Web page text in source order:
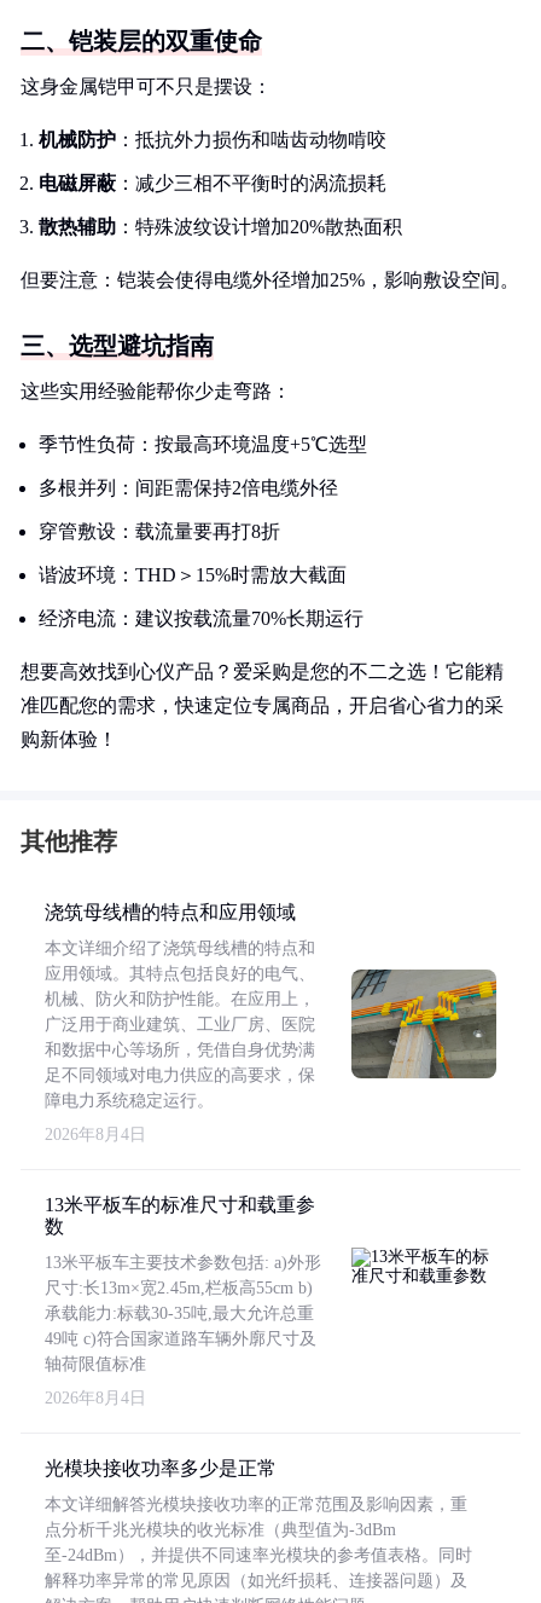
二、铠装层的双重使命
这身金属铠甲可不只是摆设：
机械防护 ：抵抗外力损伤和啮齿动物啃咬
电磁屏蔽 ：减少三相不平衡时的涡流损耗
散热辅助 ：特殊波纹设计增加20%散热面积
但要注意：铠装会使得电缆外径增加25%，影响敷设空间。
三、选型避坑指南
这些实用经验能帮你少走弯路：
季节性负荷：按最高环境温度+5℃选型
多根并列：间距需保持2倍电缆外径
穿管敷设：载流量要再打8折
谐波环境：THD＞15%时需放大截面
经济电流：建议按载流量70%长期运行
想要高效找到心仪产品？爱采购是您的不二之选！它能精
准匹配您的需求，快速定位专属商品，开启省心省力的采
购新体验！
其他推荐
浇筑母线槽的特点和应用领域
本文详细介绍了浇筑母线槽的特点和
应用领域。其特点包括良好的电气、
机械、防火和防护性能。在应用上，
广泛用于商业建筑、工业厂房、医院
和数据中心等场所，凭借自身优势满
足不同领域对电力供应的高要求，保
障电力系统稳定运行。
2026年8月4日
13米平板车的标准尺寸和载重参
数
13米平板车主要技术参数包括: a)外形
尺寸:长13m×宽2.45m,栏板高55cm b)
承载能力:标载30-35吨,最大允许总重
49吨 c)符合国家道路车辆外廓尺寸及
轴荷限值标准
2026年8月4日
光模块接收功率多少是正常
本文详细解答光模块接收功率的正常范围及影响因素，重
点分析千兆光模块的收光标准（典型值为-3dBm
至-24dBm），并提供不同速率光模块的参考值表格。同时
解释功率异常的常见原因（如光纤损耗、连接器问题）及